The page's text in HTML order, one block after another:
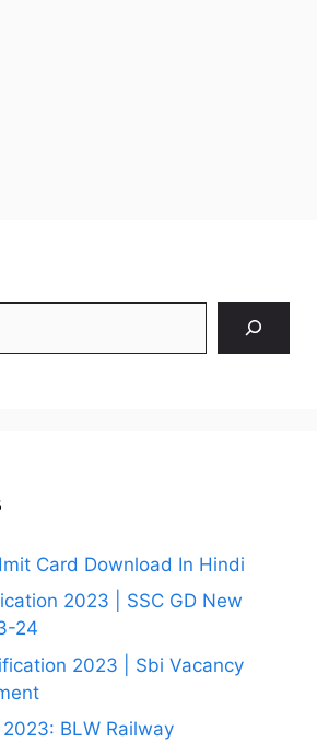
Card Download In Hindi
2023 | SSC GD New
24
2023 | Sbi Vacancy
BLW Railway